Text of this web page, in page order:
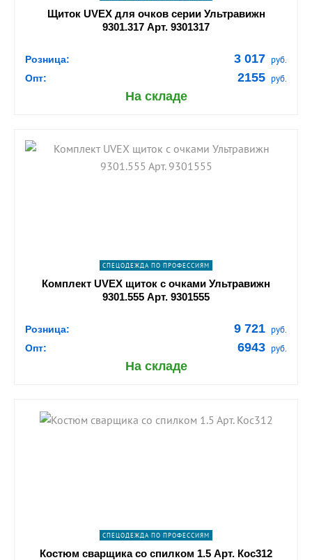
Щиток UVEX для очков серии Ультравижн
9301.317 Арт. 9301317
Розница: 3 017 руб.
Опт: 2155 руб.
На складе
shopping_cart В КОРЗИНУ
СПЕЦОДЕЖДА ПО ПРОФЕССИЯМ
Комплект UVEX щиток с очками Ультравижн
9301.555 Арт. 9301555
Розница: 9 721 руб.
Опт: 6943 руб.
На складе
shopping_cart В КОРЗИНУ
СПЕЦОДЕЖДА ПО ПРОФЕССИЯМ
Костюм сварщика со спилком 1.5 Арт. Кос312